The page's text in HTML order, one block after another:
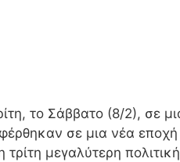
το Σάββατο (8/2), σε
σε μια νέα
μεγαλύτερη